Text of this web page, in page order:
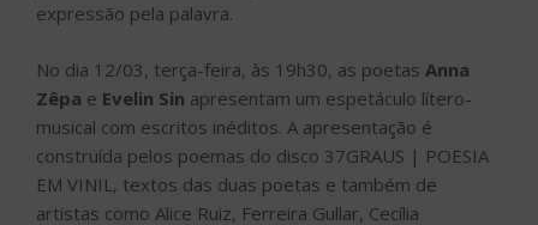
expressão pela palavra.
No dia 12/03, terça-feira, às 19h30, as poetas Anna
Zêpa e Evelin Sin apresentam um espetáculo lítero-
musical com escritos inéditos. A apresentação é
construída pelos poemas do disco 37GRAUS | POESIA
EM VINIL, textos das duas poetas e também de
artistas como Alice Ruiz, Ferreira Gullar, Cecília